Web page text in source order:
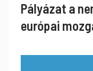
Pályázat a
európai